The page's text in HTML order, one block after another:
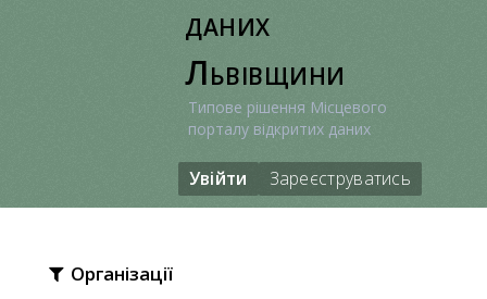
даних
Львівщини
Типове рішення Місцевого
порталу відкритих даних
Увійти Зареєструватись
Організації